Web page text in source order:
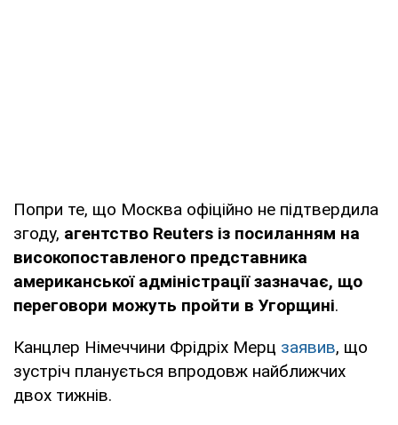
Попри те, що Москва офіційно не підтвердила
згоду, агентство Reuters із посиланням на
високопоставленого представника
американської адміністрації зазначає, що
переговори можуть пройти в Угорщині.
Канцлер Німеччини Фрідріх Мерц заявив, що
зустріч планується впродовж найближчих
двох тижнів.